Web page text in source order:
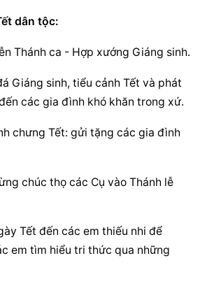
dân tộc:
Thánh ca - Hợp xướng Giáng sinh.
Giáng sinh, tiểu cảnh Tết và phát
các gia đình khó khăn trong xứ.
chưng Tết: gửi tặng các gia đình
chúc thọ các Cụ vào Thánh lễ
Tết đến các em thiếu nhi để
em tìm hiểu tri thức qua những